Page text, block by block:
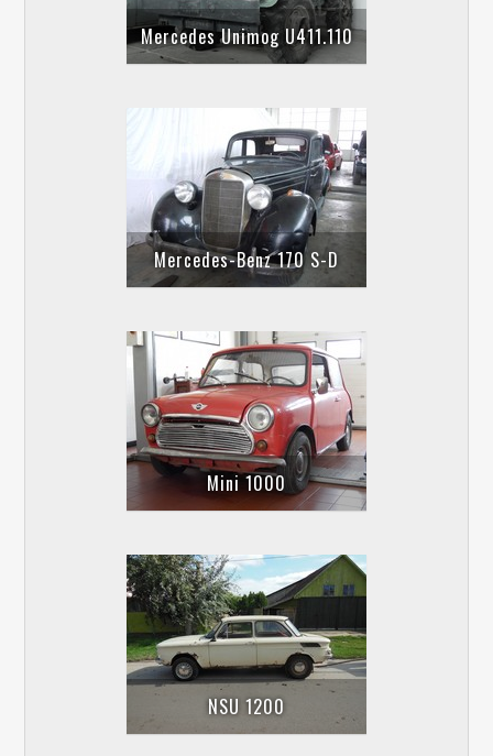
Mercedes Unimog U411.110
Mercedes-Benz 170 S-D
Mini 1000
NSU 1200